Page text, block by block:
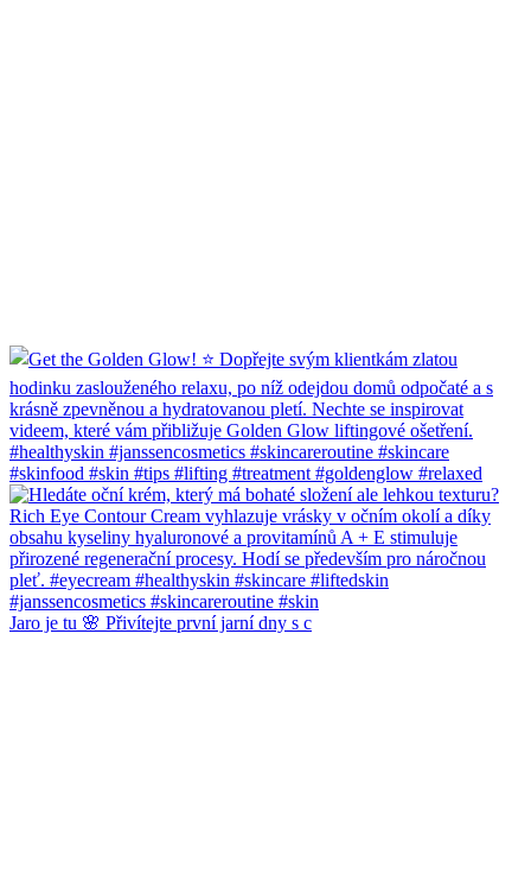
Jaro je tu 🌸 Přivítejte první jarní dny s c